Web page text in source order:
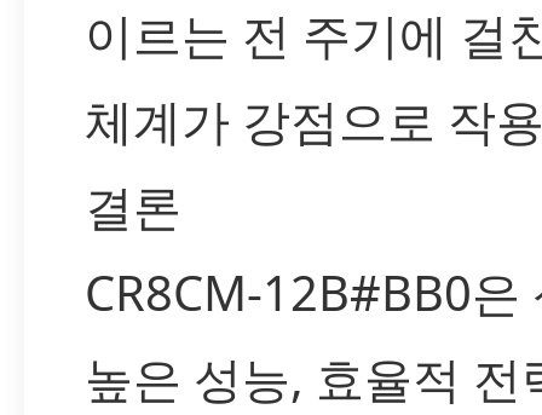
이르는 전 주기에 걸
체계가 강점으로 작
결론
CR8CM-12B#BB0은
높은 성능, 효율적 전